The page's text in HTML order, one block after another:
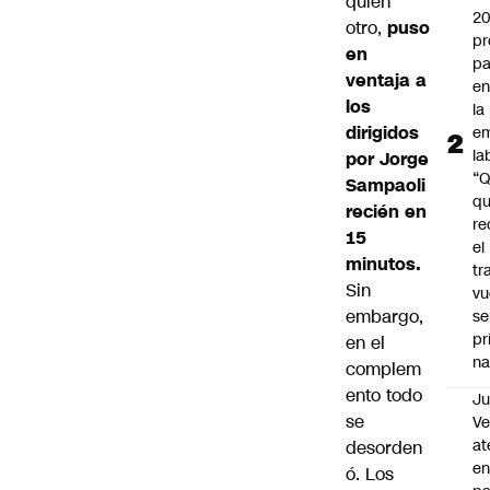
otro, puso
en
ventaja a
los
dirigidos
por Jorge
Sampaoli
recién en
15
minutos.
Sin
embargo,
en el
complem
ento todo
se
desorden
ó. Los
20
la
el